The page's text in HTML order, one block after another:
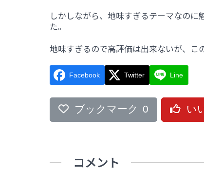
しかしながら、地味すぎるテーマなの
た。
地味すぎるので高評価は出来ないが、こ
Facebook Twitter Line
ブックマーク 0 い
コメント